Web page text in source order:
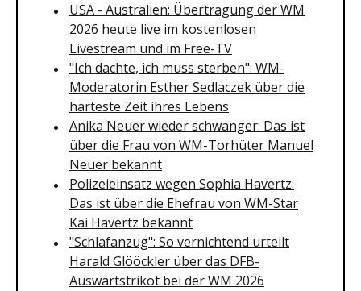
USA - Australien: Übertragung der WM
2026 heute live im kostenlosen
Livestream und im Free-TV
"Ich dachte, ich muss sterben": WM-
Moderatorin Esther Sedlaczek über die
härteste Zeit ihres Lebens
Anika Neuer wieder schwanger: Das ist
über die Frau von WM-Torhüter Manuel
Neuer bekannt
Polizeieinsatz wegen Sophia Havertz:
Das ist über die Ehefrau von WM-Star
Kai Havertz bekannt
"Schlafanzug": So vernichtend urteilt
Harald Glööckler über das DFB-
Auswärtstrikot bei der WM 2026